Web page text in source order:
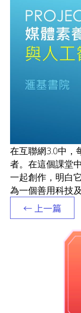
在互聯網3.0中，
者。在這個課堂
一起創作，明白
為一個善用科技
← 上一篇